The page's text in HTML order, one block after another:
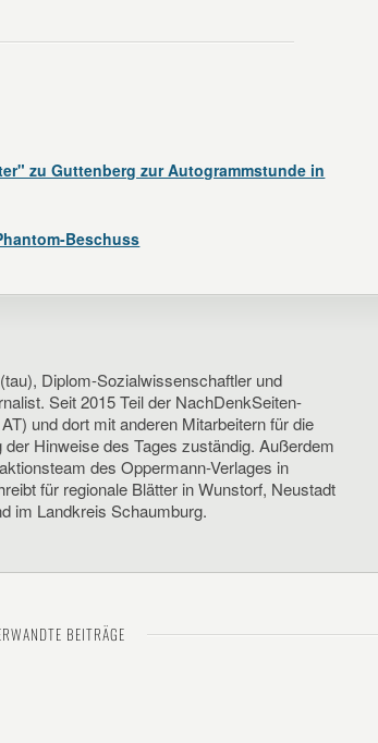
zu Guttenberg zur Autogrammstunde in
Beschuss
Diplom-Sozialwissenschaftler und
Seit 2015 Teil der NachDenkSeiten-
und dort mit anderen Mitarbeitern für die
Hinweise des Tages zuständig. Außerdem
des Oppermann-Verlages in
für regionale Blätter in Wunstorf, Neustadt
im Landkreis Schaumburg.
BEITRÄGE